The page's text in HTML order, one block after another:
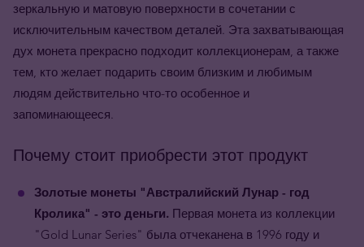
зеркальную и матовую поверхности в сочетании с
исключительным качеством деталей. Эта захватывающая
дух монета прекрасно подходит коллекционерам, а также
тем, кто желает подарить своим близким и любимым
людям действительно что-то особенное и
запоминающееся.
Почему стоит приобрести этот продукт
Золотые монеты "Австралийский Лунар - год
Кролика" - это деньги. Первая монета из коллекции
"Gold Lunar Series" была отчеканена в 1996 году и